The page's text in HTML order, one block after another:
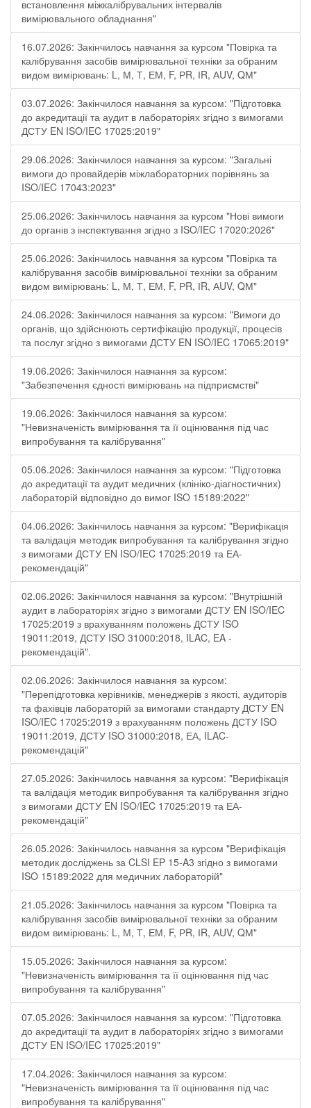
встановлення міжкалібрувальних інтервалів
вимірювального обладнання"
16.07.2026: Закінчилось навчання за курсом "Повірка та
калібрування засобів вимірювальної техніки за обраним
видом вимірювань: L, М, Т, ЕМ, F, РR, ІR, АUV, QМ"
03.07.2026: Закінчилося навчання за курсом: "Підготовка
до акредитації та аудит в лабораторіях згідно з вимогами
ДСТУ EN ISO/IEC 17025:2019"
29.06.2026: Закінчилося навчання за курсом: "Загальні
вимоги до провайдерів міжлабораторних порівнянь за
ISO/IEC 17043:2023"
25.06.2026: Закінчилось навчання за курсом "Нові вимоги
до органів з інспектування згідно з ISO/IEC 17020:2026"
25.06.2026: Закінчилось навчання за курсом "Повірка та
калібрування засобів вимірювальної техніки за обраним
видом вимірювань: L, М, Т, ЕМ, F, РR, ІR, АUV, QМ"
24.06.2026: Закінчилося навчання за курсом: "Вимоги до
органів, що здійснюють сертифікацію продукції, процесів
та послуг згідно з вимогами ДСТУ EN ISO/IEC 17065:2019"
19.06.2026: Закінчилося навчання за курсом:
"Забезпечення єдності вимірювань на підприємстві"
19.06.2026: Закінчилося навчання за курсом:
"Невизначеність вимірювання та її оцінювання під час
випробування та калібрування"
05.06.2026: Закінчилося навчання за курсом: "Підготовка
до акредитації та аудит медичних (клініко-діагностичних)
лабораторій відповідно до вимог ISO 15189:2022"
04.06.2026: Закінчилось навчання за курсом: "Верифікація
та валідація методик випробування та калібрування згідно
з вимогами ДСТУ EN ISO/IEC 17025:2019 та ЕА-
рекомендацій"
02.06.2026: Закінчилося навчання за курсом: "Внутрішній
аудит в лабораторіях згідно з вимогами ДСТУ EN ISO/IEC
17025:2019 з врахуванням положень ДСТУ ISO
19011:2019, ДСТУ ISO 31000:2018, ILAC, EA -
рекомендацій".
02.06.2026: Закінчилося навчання за курсом:
"Перепідготовка керівників, менеджерів з якості, аудиторів
та фахівців лабораторій за вимогами стандарту ДСТУ EN
ISO/IEC 17025:2019 з врахуванням положень ДСТУ ISO
19011:2019, ДСТУ ISO 31000:2018, ЕА, ILAC-
рекомендацій"
27.05.2026: Закінчилось навчання за курсом: "Верифікація
та валідація методик випробування та калібрування згідно
з вимогами ДСТУ EN ISO/IEC 17025:2019 та ЕА-
рекомендацій"
26.05.2026: Закінчилось навчання за курсом "Верифікація
методик досліджень за CLSI EP 15-A3 згідно з вимогами
ISO 15189:2022 для медичних лабораторій"
21.05.2026: Закінчилось навчання за курсом "Повірка та
калібрування засобів вимірювальної техніки за обраним
видом вимірювань: L, М, Т, ЕМ, F, РR, ІR, АUV, QМ"
15.05.2026: Закінчилося навчання за курсом:
"Невизначеність вимірювання та її оцінювання під час
випробування та калібрування"
07.05.2026: Закінчилося навчання за курсом: "Підготовка
до акредитації та аудит в лабораторіях згідно з вимогами
ДСТУ EN ISO/IEC 17025:2019"
17.04.2026: Закінчилося навчання за курсом:
"Невизначеність вимірювання та її оцінювання під час
випробування та калібрування"